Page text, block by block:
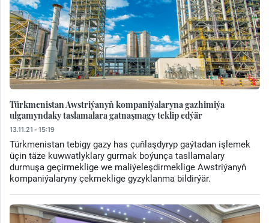
Türkmenistan Awstriýanyň kompaniýalaryna gazhimiýa
ulgamyndaky taslamalara gatnaşmagy teklip edýär
13.11.21 - 15:19
Türkmenistan tebigy gazy has çuňlaşdyryp gaýtadan işlemek
üçin täze kuwwatlyklary gurmak boýunça tasllamalary
durmuşa geçirmeklige we maliýeleşdirmeklige Awstriýanyň
kompaniýalaryny çekmeklige gyzyklanma bildirýär.